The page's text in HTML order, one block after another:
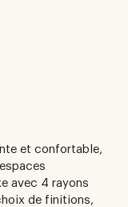
et confortable,
avec 4 rayons
de finitions,